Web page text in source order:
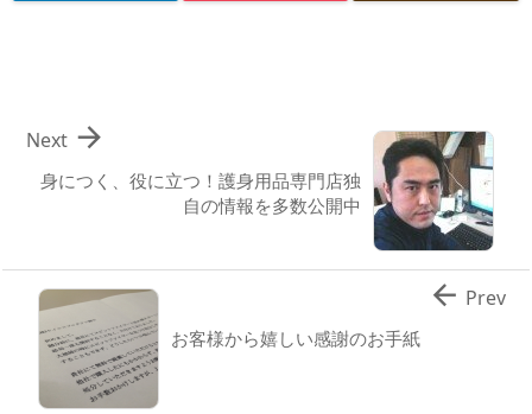
身につく、役に立つ！護身用品専門店独
自の情報を多数公開中

Next
お客様から嬉しい感謝のお手紙
 Prev